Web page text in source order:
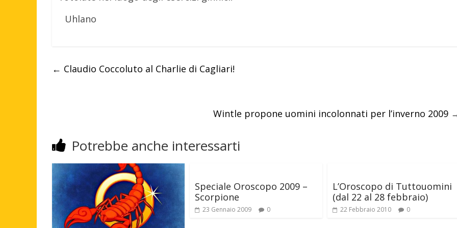
Uhlano
← Claudio Coccoluto al Charlie di Cagliari!
Wintle propone uomini incolonnati per l’inverno 2009
Potrebbe anche interessarti
Speciale Oroscopo 2009 –
Scorpione
23 Gennaio 2009 0
L’Oroscopo di Tuttouomini
(dal 22 al 28 febbraio)
22 Febbraio 2010 0